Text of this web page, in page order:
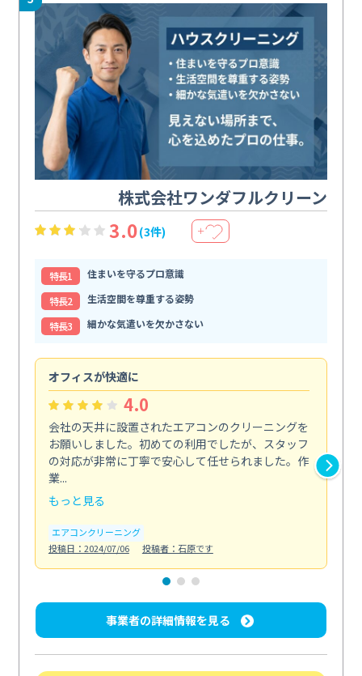
株式会社ワンダフルクリーン
3.0(3件) ＋
特⻑1
住まいを守るプロ意識
特⻑2
生活空間を尊重する姿勢
特⻑3
細かな気遣いを欠かさない
オフィスが快適に
4.0
会社の天井に設置されたエアコンのクリーニングを
お願いしました。初めての利用でしたが、スタッフ
の対応が非常に丁寧で安心して任せられました。作
業...
もっと見る
エアコンクリーニング
投稿日：2024/07/06
投稿者：石原です
事業者の詳細情報を見る